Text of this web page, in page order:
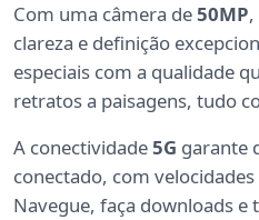
Com uma câmera de50MP
clareza e definição
especiais com a qualidade
retratos a paisagens, tudo
A conectividade5G garante
conectado, com
Navegue, faça downloads